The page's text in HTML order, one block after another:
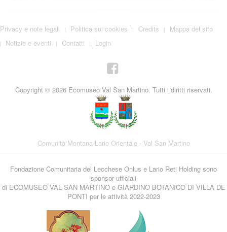
Privacy e note legali Politica sui cookies Credits
Mappa del sito
Notizie e eventi
Contatti Login
Copyright © 2026 Ecomuseo Val San Martino. Tutti i diritti riservati.
Comunità Montana Lario Orientale - Val San Martino
Fondazione Comunitaria del Lecchese Onlus e Lario Reti Holding sono
sponsor ufficiali
di ECOMUSEO VAL SAN MARTINO e GIARDINO BOTANICO DI VILLA DE
PONTI per le attività 2022-2023